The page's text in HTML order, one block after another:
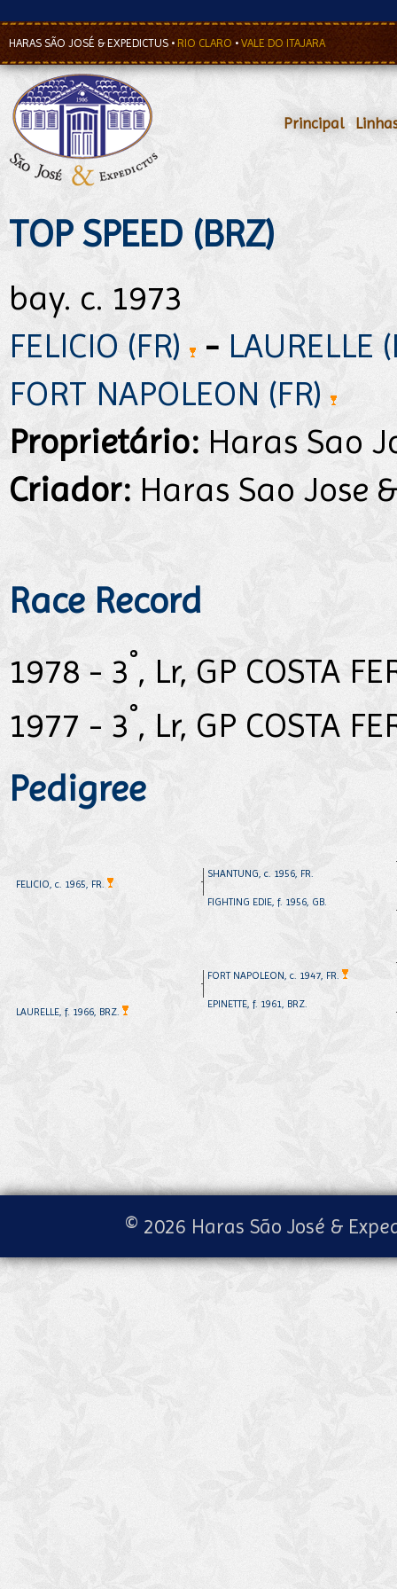
HARAS SÃO JOSÉ & EXPEDICTUS • RIO CLARO • VALE DO ITAJARA
Principal•
TOP SPEED (BRZ)
bay. c. 1973
FELICIO (FR)
- LAURELLE
FORT NAPOLEON (FR)
Proprietário: Haras Sao
Criador: Haras Sao Jose
Race Record
1978 - 3°, Lr, GP COSTA
1977 - 3°, Lr, GP COSTA
Pedigree
FELICIO, c. 1965, FR.
LAURELLE, f. 1966, BRZ.
SHANTUNG, c. 1956, FR.
FIGHTING EDIE, f. 1956, GB.
FORT NAPOLEON, c. 1947, FR.
EPINETTE, f. 1961, BRZ.
© 2026 Haras São José &